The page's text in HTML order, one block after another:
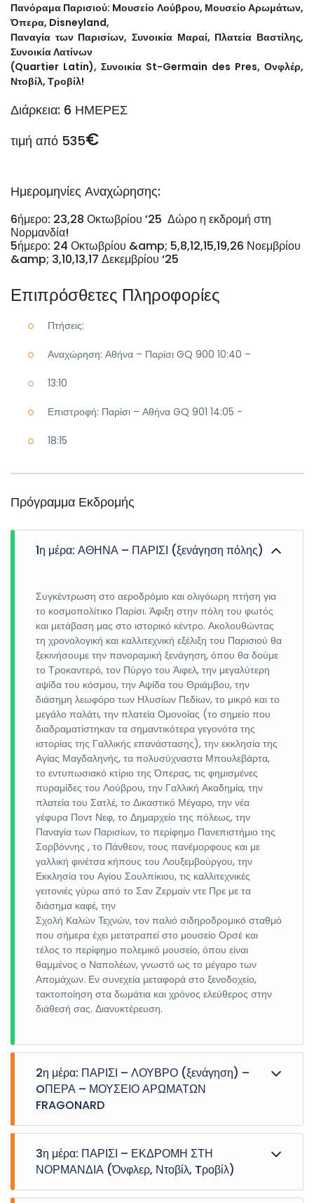
Πανόραμα Παρισιού: Mουσείο Λούβρου, Μουσείο Αρωμάτων,
Όπερα, Disneyland,
Παναγία των Παρισίων, Συνοικία Μαραί, Πλατεία Βαστίλης,
Συνοικία Λατίνων
(Quartier Latin), Συνοικία St-Germain des Pres, Ονφλέρ,
Ντοβίλ, Τροβίλ!
Διάρκεια: 6 ΗΜΕΡΕΣ
τιμή από 535€
Ημερομηνίες Αναχώρησης:
6ήμερο: 23,28 Οκτωβρίου ’25 Δώρο η εκδρομή στη
Νορμανδία!
5ήμερο: 24 Οκτωβρίου &amp; 5,8,12,15,19,26 Νοεμβρίου
&amp; 3,10,13,17 Δεκεμβρίου ‘25
Επιπρόσθετες Πληροφορίες
Πτήσεις:
Αναχώρηση: Αθήνα – Παρίσι GQ 900 10:40 –
13:10
Επιστροφή: Παρίσι – Αθήνα GQ 901 14:05 -
18:15
Πρόγραμμα Εκδρομής
1η μέρα: ΑΘΗΝΑ – ΠΑΡΙΣΙ (ξενάγηση πόλης)
Συγκέντρωση στο αεροδρόμιο και ολιγόωρη πτήση για
το κοσμοπολίτικο Παρίσι. Άφιξη στην πόλη του φωτός
και μετάβαση μας στο ιστορικό κέντρο. Ακολουθώντας
τη χρονολογική και καλλιτεχνική εξέλιξη του Παρισιού θα
ξεκινήσουμε την πανοραμική ξενάγηση, όπου θα δούμε
το Τροκαντερό, τον Πύργο του Άιφελ, την μεγαλύτερη
αψίδα του κόσμου, την Αψίδα του Θριάμβου, την
διάσημη λεωφόρο των Ηλυσίων Πεδίων, το μικρό και το
μεγάλο παλάτι, την πλατεία Ομονοίας (το σημείο που
διαδραματίστηκαν τα σημαντικότερα γεγονότα της
ιστορίας της Γαλλικής επανάστασης), την εκκλησία της
Αγίας Μαγδαληνής, τα πολυσύχναστα Μπουλεβάρτα,
το εντυπωσιακό κτίριο της Όπερας, τις φημισμένες
πυραμίδες του Λούβρου, την Γαλλική Ακαδημία, την
πλατεία του Σατλέ, το Δικαστικό Μέγαρο, την νέα
γέφυρα Ποντ Νεφ, το Δημαρχείο της πόλεως, την
Παναγία των Παρισίων, το περίφημο Πανεπιστήμιο της
Σορβόννης , το Πάνθεον, τους πανέμορφους και με
γαλλική φινέτσα κήπους του Λουξεμβούργου, την
Εκκλησία του Αγίου Σουλπίκιου, τις καλλιτεχνικές
γειτονιές γύρω από το Σαν Ζερμαίν ντε Πρε με τα
διάσημα καφέ, την
Σχολή Καλών Τεχνών, τον παλιό σιδηροδρομικό σταθμό
που σήμερα έχει μετατραπεί στο μουσείο Ορσέ και
τέλος το περίφημο πολεμικό μουσείο, όπου είναι
θαμμένος ο Ναπολέων, γνωστό ως το μέγαρο των
Απομάχων. Εν συνεχεία μεταφορά στο ξενοδοχείο,
τακτοποίηση στα δωμάτια και χρόνος ελεύθερος στην
διάθεσή σας. Διανυκτέρευση.
2η μέρα: ΠΑΡΙΣΙ – ΛΟΥΒΡΟ (ξενάγηση) –
OΠΕΡΑ – ΜΟΥΣΕΙΟ ΑΡΩΜΑΤΩΝ
FRAGONARD
Λούβρου, όπου θα δούμε την Τζοκόντα, την Αφροδίτη
της Μήλου, την Νίκη της Σαμοθράκης, όπως επίσης την
πτέρυγας. Επίσης θα θαυμάσουμε τους μοναδικούς
3η μέρα: ΠΑΡΙΣΙ – ΕΚΔΡΟΜΗ ΣΤΗ
ΝΟΡΜΑΝΔΙΑ (Όνφλερ, Ντοβίλ, Tροβίλ)